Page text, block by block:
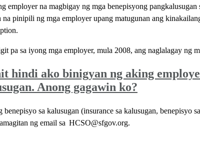
employer na magbigay ng mga benepisyong
pinipili ng mga employer upang matugunan ang
sa iyong mga employer, mula 2008, ang naglalagay ng
hindi ako binigyan ng aking
Anong gagawin ko?
sa kalusugan (insurance sa kalusugan,
ng email sa HCSO@sfgov.org.